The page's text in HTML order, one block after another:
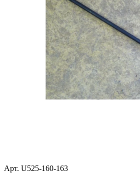
Арт. U525-160-163